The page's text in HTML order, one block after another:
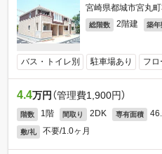
宮崎県都城市宮丸
総階数 2階建 築年
バス・トイレ別 駐車場あり フロ
4.4万円 （管理費1,900円）
階数 1階 間取り 2DK 専有面積
敷/礼 不要/1.0ヶ月